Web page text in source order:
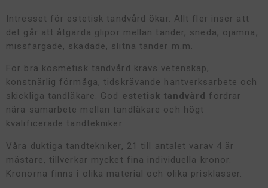
Intresset för estetisk tandvård ökar. Allt fler inser att
det går att åtgärda glipor mellan tänder, sneda, ojämna,
missfärgade, skadade, slitna tänder m.m.
För bra kosmetisk tandvård krävs vetenskap,
konstnärlig förmåga, tidskrävande hantverksarbete och
skickliga tandläkare. God estetisk tandvård fordrar
nära samarbete mellan tandläkare och högt
kvalificerade tandtekniker.
Våra duktiga tandtekniker, 21 till antalet varav 4 är
mästare, tillverkar mycket fina individuella kronor.
Kronorna finns i olika material och olika prisklasser.